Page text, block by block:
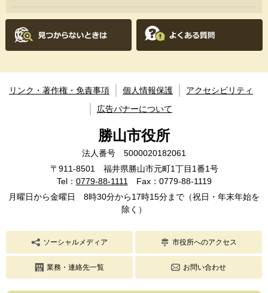
リンク・著作権・免責事項 個人情報保護
アクセシビリティ
広告バナーについて
勝山市役所
法人番号 5000020182061
〒911-8501 福井県勝山市元町1丁目1番1号
Tel： 0779-88-1111
Fax：0779-88-1119
月曜日から金曜日 8時30分から17時15分まで（祝日・年末年始を
除く）
ソーシャルメディア 市役所へのアクセス
業務・連絡先一覧 お問い合わせ